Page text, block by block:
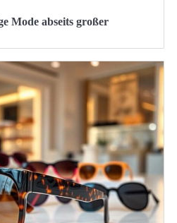
Mode abseits großer